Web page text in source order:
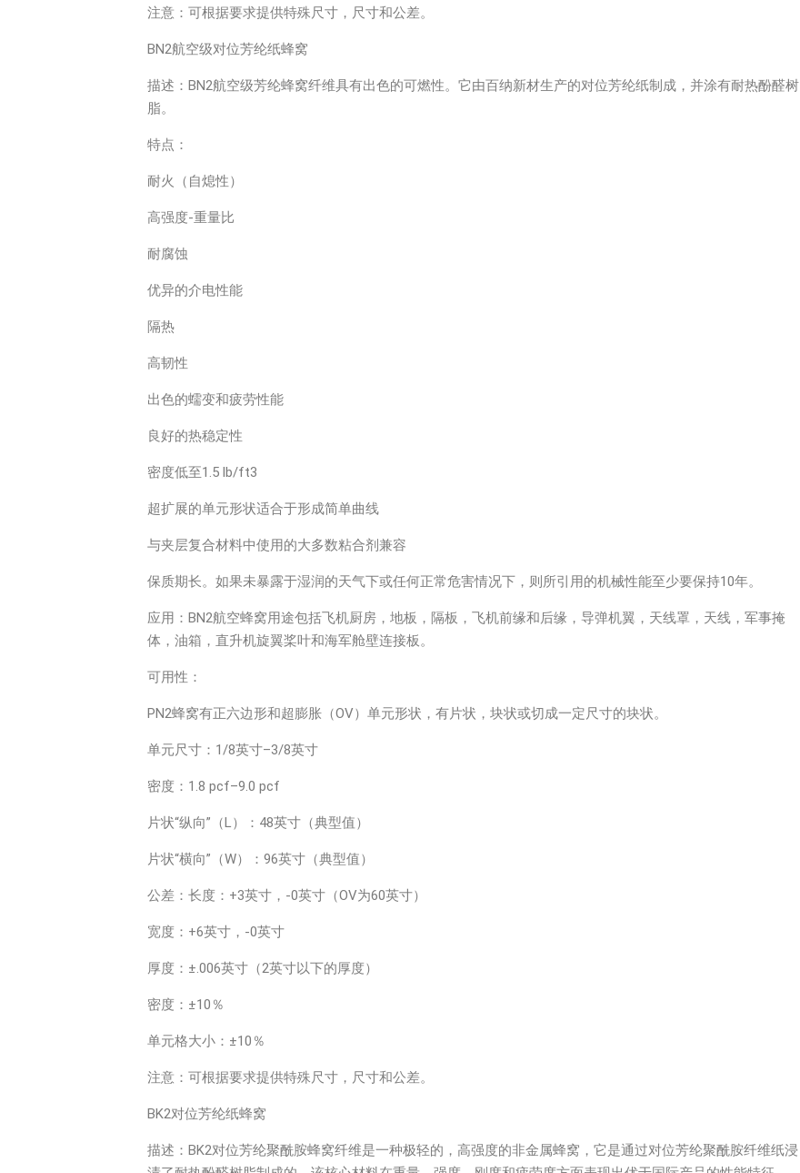
注意：可根据要求提供特殊尺寸，尺寸和公差。
BN2航空级对位芳纶纸蜂窝
描述：BN2航空级芳纶蜂窝纤维具有出色的可燃性。它由百纳新材生产的对位芳纶纸制成，并涂有耐热酚醛树
脂。
特点：
耐火（自熄性）
高强度-重量比
耐腐蚀
优异的介电性能
隔热
高韧性
出色的蠕变和疲劳性能
良好的热稳定性
密度低至1.5 lb/ft3
超扩展的单元形状适合于形成简单曲线
与夹层复合材料中使用的大多数粘合剂兼容
保质期长。如果未暴露于湿润的天气下或任何正常危害情况下，则所引用的机械性能至少要保持10年。
应用：BN2航空蜂窝用途包括飞机厨房，地板，隔板，飞机前缘和后缘，导弹机翼，天线罩，天线，军事掩
体，油箱，直升机旋翼桨叶和海军舱壁连接板。
可用性：
PN2蜂窝有正六边形和超膨胀（OV）单元形状，有片状，块状或切成一定尺寸的块状。
单元尺寸：1/8英寸–3/8英寸
密度：1.8 pcf–9.0 pcf
片状“纵向”（L）：48英寸（典型值）
片状“横向”（W）：96英寸（典型值）
公差：长度：+3英寸，-0英寸（OV为60英寸）
宽度：+6英寸，-0英寸
厚度：±.006英寸（2英寸以下的厚度）
密度：±10％
单元格大小：±10％
注意：可根据要求提供特殊尺寸，尺寸和公差。
BK2对位芳纶纸蜂窝
描述：BK2对位芳纶聚酰胺蜂窝纤维是一种极轻的，高强度的非金属蜂窝，它是通过对位芳纶聚酰胺纤维纸浸